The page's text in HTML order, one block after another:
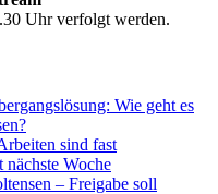
Uhr verfolgt werden.
Wie geht es
sind fast
nächste Woche
– Freigabe soll